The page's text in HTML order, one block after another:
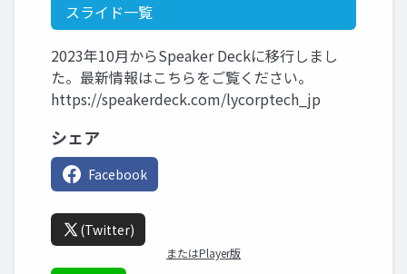
スライド一覧
2023年10月からSpeaker Deckに移行しまし
た。最新情報はこちらをご覧ください。
https://speakerdeck.com/lycorptech_jp
シェア
Facebook
(Twitter)
またはPlayer版